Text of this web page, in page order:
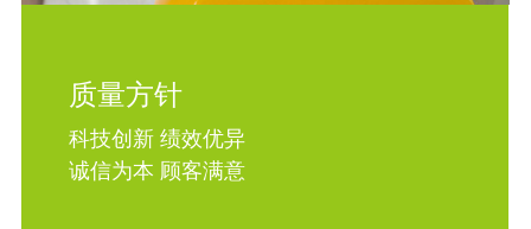
质量方针
科技创新 绩效优异
诚信为本 顾客满意